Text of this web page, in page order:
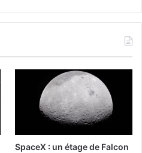
SpaceX : un étage de Falcon